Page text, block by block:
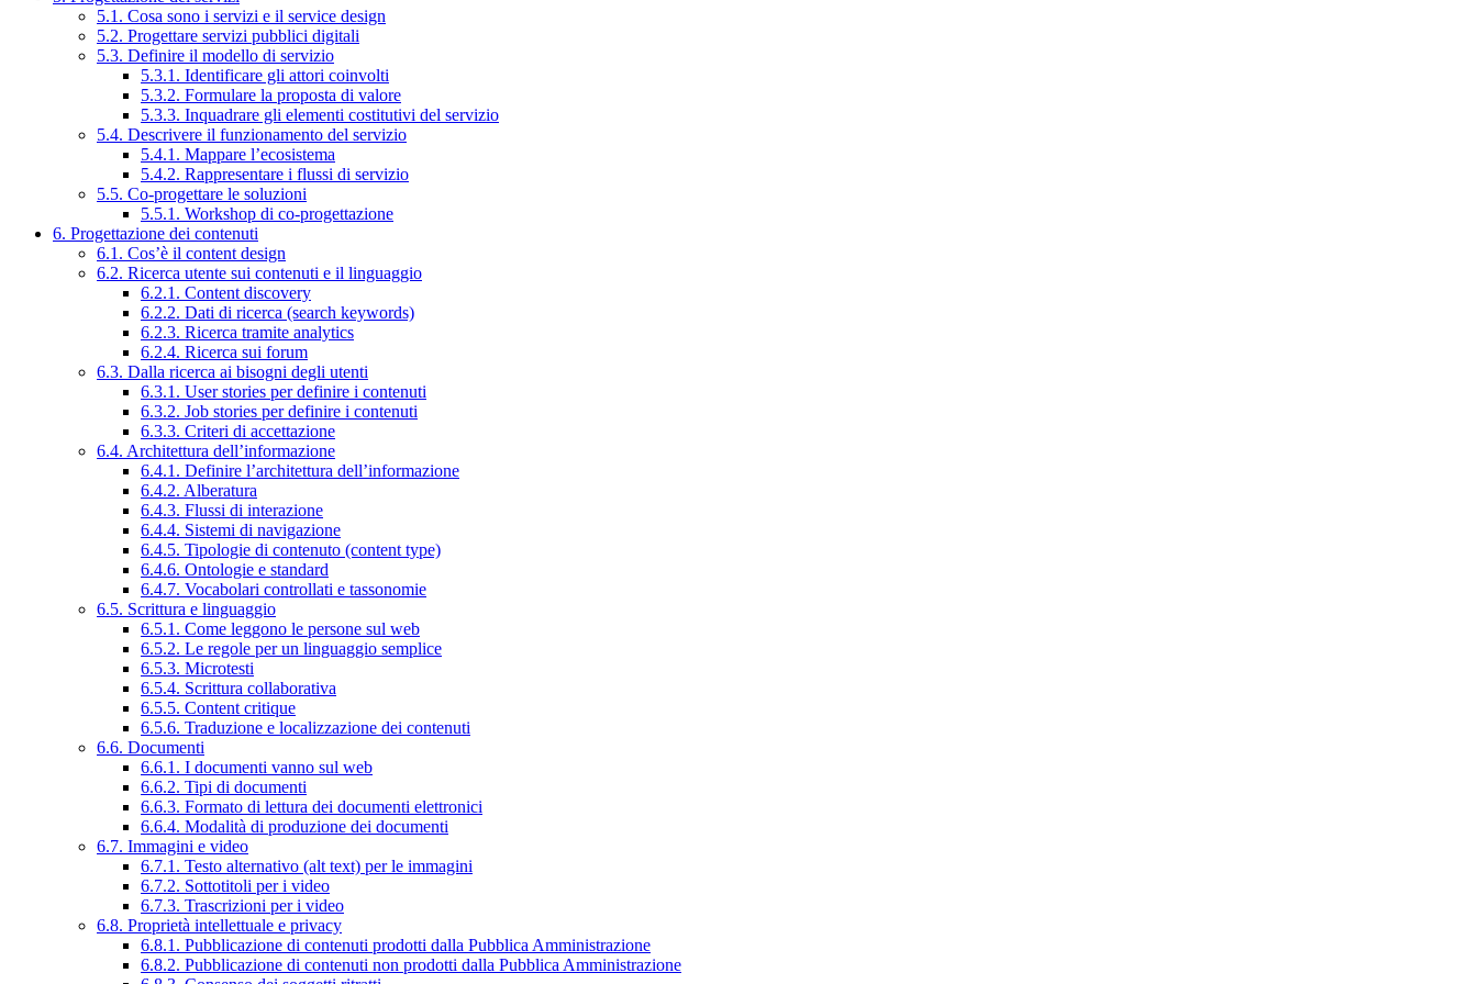
5.1. Cosa sono i servizi e il service design
5.2. Progettare servizi pubblici digitali
5.3. Definire il modello di servizio
5.3.1. Identificare gli attori coinvolti
5.3.2. Formulare la proposta di valore
5.3.3. Inquadrare gli elementi costitutivi del servizio
5.4. Descrivere il funzionamento del servizio
5.4.1. Mappare l’ecosistema
5.4.2. Rappresentare i flussi di servizio
5.5. Co-progettare le soluzioni
5.5.1. Workshop di co-progettazione
6. Progettazione dei contenuti
6.1. Cos’è il content design
6.2. Ricerca utente sui contenuti e il linguaggio
6.2.1. Content discovery
6.2.2. Dati di ricerca (search keywords)
6.2.3. Ricerca tramite analytics
6.2.4. Ricerca sui forum
6.3. Dalla ricerca ai bisogni degli utenti
6.3.1. User stories per definire i contenuti
6.3.2. Job stories per definire i contenuti
6.3.3. Criteri di accettazione
6.4. Architettura dell’informazione
6.4.1. Definire l’architettura dell’informazione
6.4.2. Alberatura
6.4.3. Flussi di interazione
6.4.4. Sistemi di navigazione
6.4.5. Tipologie di contenuto (content type)
6.4.6. Ontologie e standard
6.4.7. Vocabolari controllati e tassonomie
6.5. Scrittura e linguaggio
6.5.1. Come leggono le persone sul web
6.5.2. Le regole per un linguaggio semplice
6.5.3. Microtesti
6.5.4. Scrittura collaborativa
6.5.5. Content critique
6.5.6. Traduzione e localizzazione dei contenuti
6.6. Documenti
6.6.1. I documenti vanno sul web
6.6.2. Tipi di documenti
6.6.3. Formato di lettura dei documenti elettronici
6.6.4. Modalità di produzione dei documenti
6.7. Immagini e video
6.7.1. Testo alternativo (alt text) per le immagini
6.7.2. Sottotitoli per i video
6.7.3. Trascrizioni per i video
6.8. Proprietà intellettuale e privacy
6.8.1. Pubblicazione di contenuti prodotti dalla Pubblica Amministrazione
6.8.2. Pubblicazione di contenuti non prodotti dalla Pubblica Amministrazione